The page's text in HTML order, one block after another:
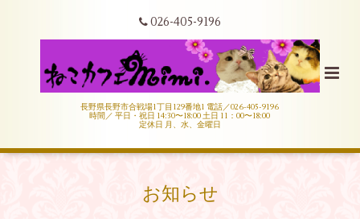
026-405-9196
長野県長野市合戦場1丁目129番地1 電話／026-405-9196
時間／ 平日・祝日 14:30〜18:00 土日 11：00〜18:00
定休日 月、水、金曜日
お知らせ